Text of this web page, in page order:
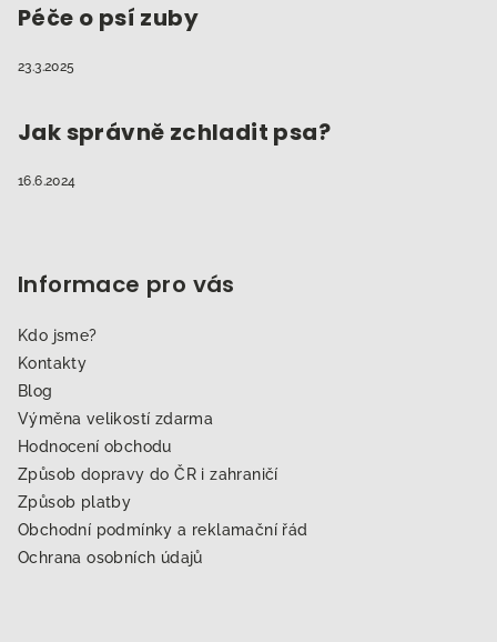
Péče o psí zuby
23.3.2025
Jak správně zchladit psa?
16.6.2024
Informace pro vás
Kdo jsme?
Kontakty
Blog
Výměna velikostí zdarma
Hodnocení obchodu
Způsob dopravy do ČR i zahraničí
Způsob platby
Obchodní podmínky a reklamační řád
Ochrana osobních údajů